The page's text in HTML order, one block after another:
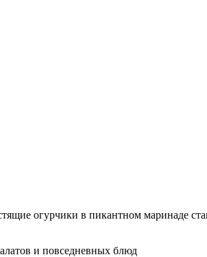
огурчики в пикантном маринаде
и повседневных блюд